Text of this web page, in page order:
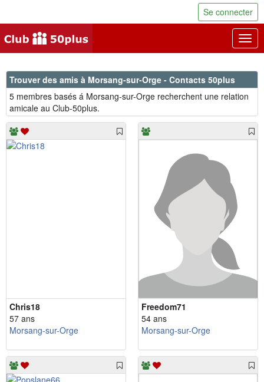
Se connecter
Trouver des amis à Morsang-sur-Orge - Contacts 50plus
5 membres basés á Morsang-sur-Orge recherchent une relation
amicale au Club-50plus.
Chris18
57 ans
Morsang-sur-Orge
Freedom71
54 ans
Morsang-sur-Orge